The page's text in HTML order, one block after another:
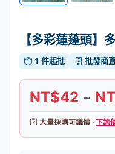
【多彩蓮蓬頭】
1 件起批 批發商
NT$42 ~
大量採購可議價 ·下詢